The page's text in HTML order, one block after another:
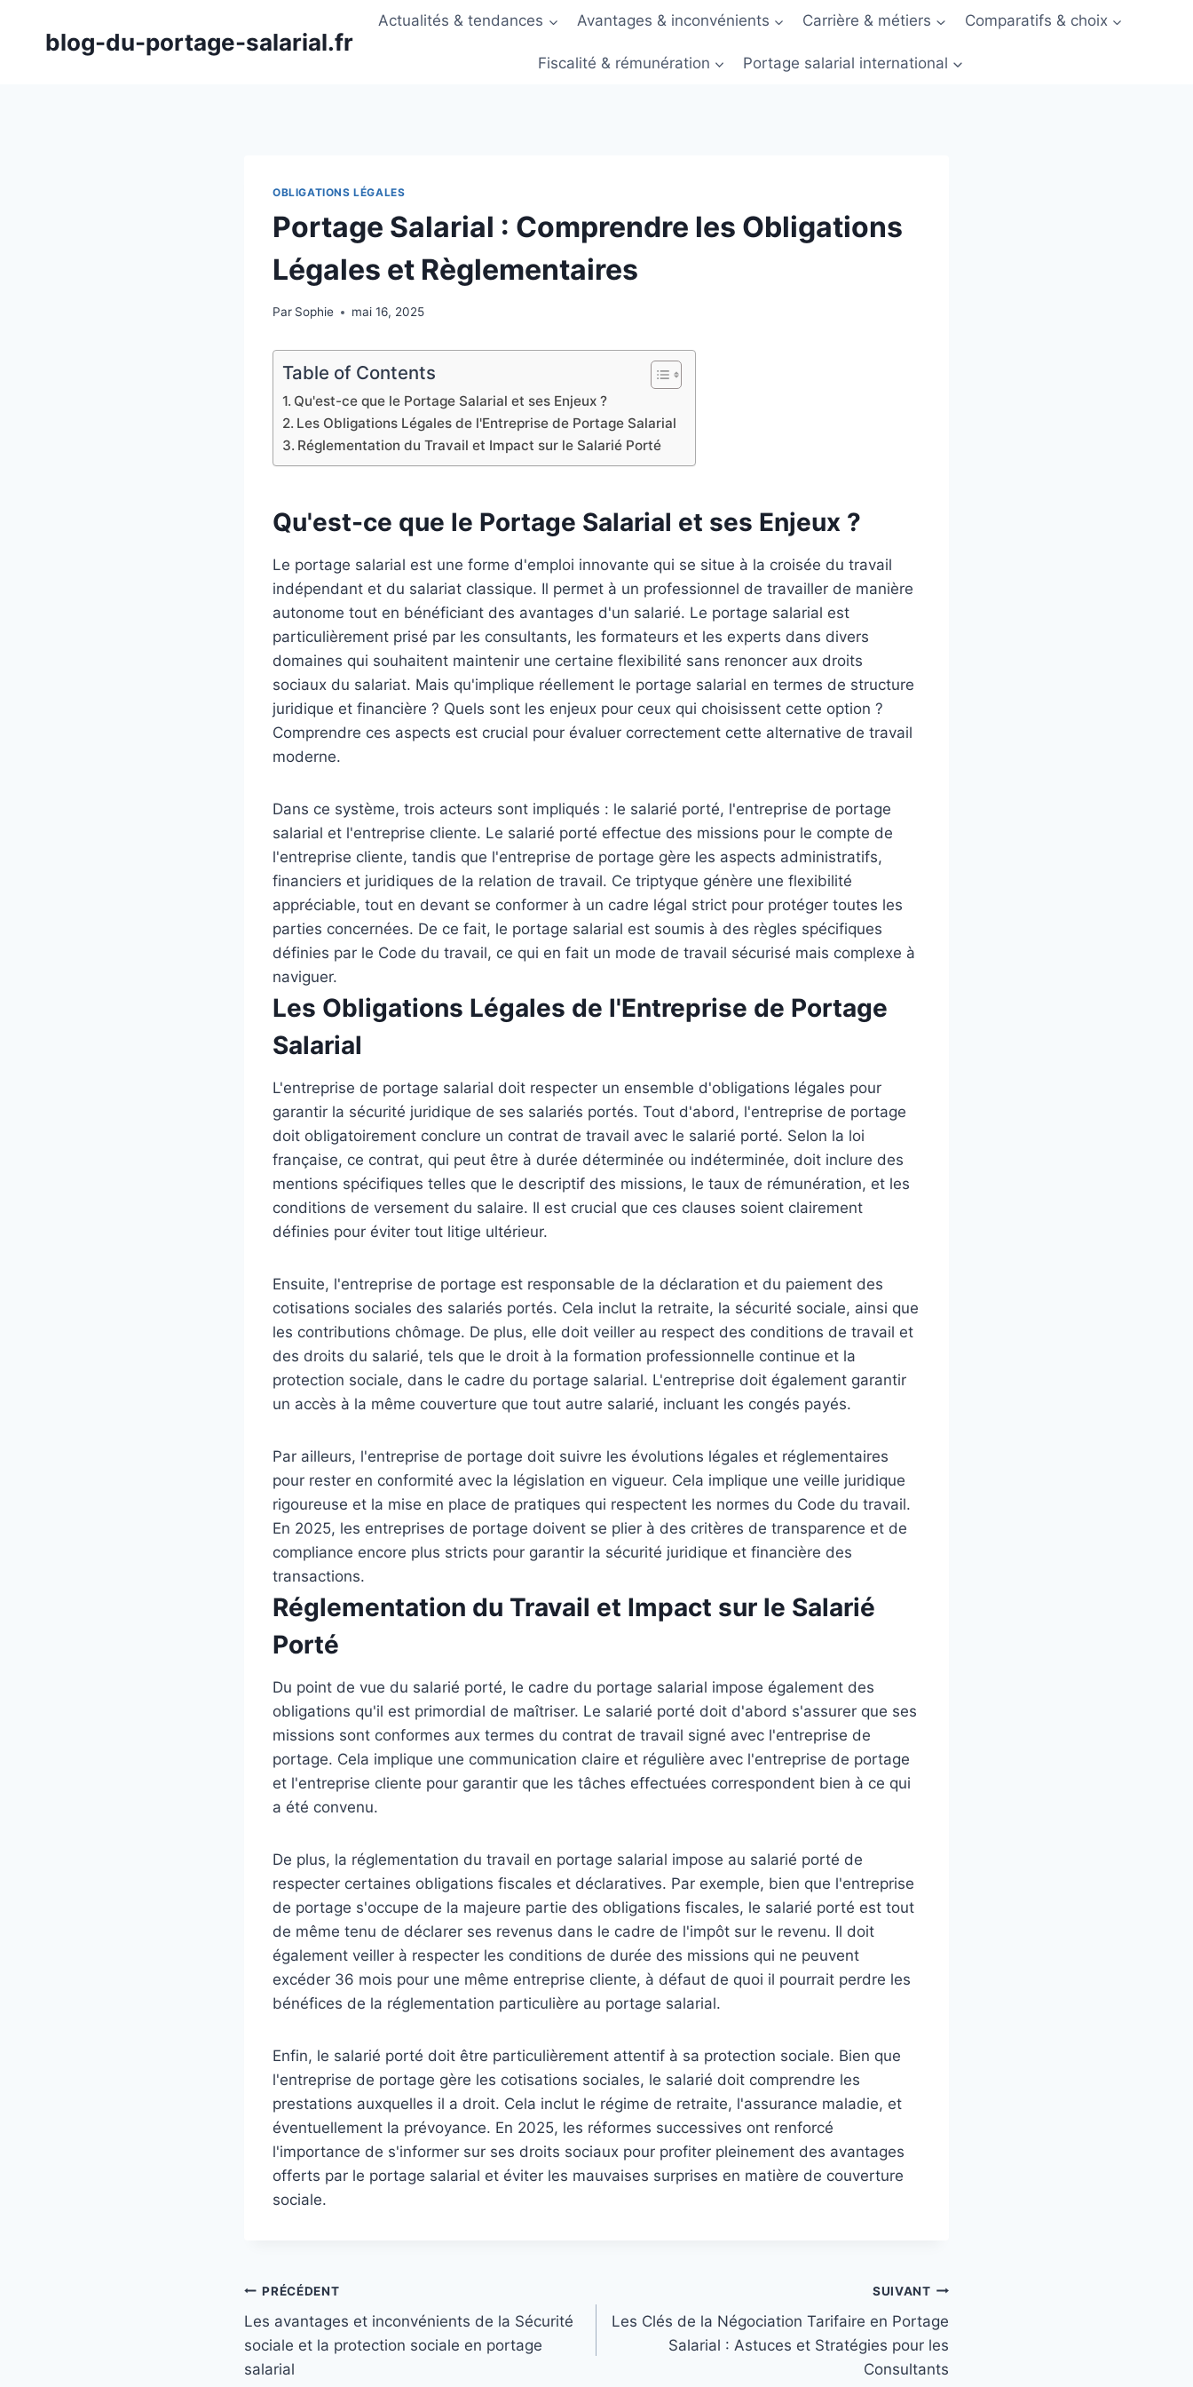
blog-du-portage-salarial.fr
Actualités & tendances Avantages & inconvénients Carrière & métiers Comparatifs & choix
Fiscalité & rémunération Portage salarial international
OBLIGATIONS LÉGALES
Portage Salarial : Comprendre les Obligations
Légales et Règlementaires
Par Sophie mai 16, 2025
Table of Contents
Qu'est-ce que le Portage Salarial et ses Enjeux ?
Les Obligations Légales de l'Entreprise de Portage Salarial
Réglementation du Travail et Impact sur le Salarié Porté
Qu'est-ce que le Portage Salarial et ses Enjeux ?
Le portage salarial est une forme d'emploi innovante qui se situe à la croisée du travail
indépendant et du salariat classique. Il permet à un professionnel de travailler de manière
autonome tout en bénéficiant des avantages d'un salarié. Le portage salarial est
particulièrement prisé par les consultants, les formateurs et les experts dans divers
domaines qui souhaitent maintenir une certaine flexibilité sans renoncer aux droits
sociaux du salariat. Mais qu'implique réellement le portage salarial en termes de structure
juridique et financière ? Quels sont les enjeux pour ceux qui choisissent cette option ?
Comprendre ces aspects est crucial pour évaluer correctement cette alternative de travail
moderne.
Dans ce système, trois acteurs sont impliqués : le salarié porté, l'entreprise de portage
salarial et l'entreprise cliente. Le salarié porté effectue des missions pour le compte de
l'entreprise cliente, tandis que l'entreprise de portage gère les aspects administratifs,
financiers et juridiques de la relation de travail. Ce triptyque génère une flexibilité
appréciable, tout en devant se conformer à un cadre légal strict pour protéger toutes les
parties concernées. De ce fait, le portage salarial est soumis à des règles spécifiques
définies par le Code du travail, ce qui en fait un mode de travail sécurisé mais complexe à
naviguer.
Les Obligations Légales de l'Entreprise de Portage
Salarial
L'entreprise de portage salarial doit respecter un ensemble d'obligations légales pour
garantir la sécurité juridique de ses salariés portés. Tout d'abord, l'entreprise de portage
doit obligatoirement conclure un contrat de travail avec le salarié porté. Selon la loi
française, ce contrat, qui peut être à durée déterminée ou indéterminée, doit inclure des
mentions spécifiques telles que le descriptif des missions, le taux de rémunération, et les
conditions de versement du salaire. Il est crucial que ces clauses soient clairement
définies pour éviter tout litige ultérieur.
Ensuite, l'entreprise de portage est responsable de la déclaration et du paiement des
cotisations sociales des salariés portés. Cela inclut la retraite, la sécurité sociale, ainsi que
les contributions chômage. De plus, elle doit veiller au respect des conditions de travail et
des droits du salarié, tels que le droit à la formation professionnelle continue et la
protection sociale, dans le cadre du portage salarial. L'entreprise doit également garantir
un accès à la même couverture que tout autre salarié, incluant les congés payés.
Par ailleurs, l'entreprise de portage doit suivre les évolutions légales et réglementaires
pour rester en conformité avec la législation en vigueur. Cela implique une veille juridique
rigoureuse et la mise en place de pratiques qui respectent les normes du Code du travail.
En 2025, les entreprises de portage doivent se plier à des critères de transparence et de
compliance encore plus stricts pour garantir la sécurité juridique et financière des
transactions.
Réglementation du Travail et Impact sur le Salarié
Porté
Du point de vue du salarié porté, le cadre du portage salarial impose également des
obligations qu'il est primordial de maîtriser. Le salarié porté doit d'abord s'assurer que ses
missions sont conformes aux termes du contrat de travail signé avec l'entreprise de
portage. Cela implique une communication claire et régulière avec l'entreprise de portage
et l'entreprise cliente pour garantir que les tâches effectuées correspondent bien à ce qui
a été convenu.
De plus, la réglementation du travail en portage salarial impose au salarié porté de
respecter certaines obligations fiscales et déclaratives. Par exemple, bien que l'entreprise
de portage s'occupe de la majeure partie des obligations fiscales, le salarié porté est tout
de même tenu de déclarer ses revenus dans le cadre de l'impôt sur le revenu. Il doit
également veiller à respecter les conditions de durée des missions qui ne peuvent
excéder 36 mois pour une même entreprise cliente, à défaut de quoi il pourrait perdre les
bénéfices de la réglementation particulière au portage salarial.
Enfin, le salarié porté doit être particulièrement attentif à sa protection sociale. Bien que
l'entreprise de portage gère les cotisations sociales, le salarié doit comprendre les
prestations auxquelles il a droit. Cela inclut le régime de retraite, l'assurance maladie, et
éventuellement la prévoyance. En 2025, les réformes successives ont renforcé
l'importance de s'informer sur ses droits sociaux pour profiter pleinement des avantages
offerts par le portage salarial et éviter les mauvaises surprises en matière de couverture
sociale.
Navigation
de
l’article
PRÉCÉDENT
Les avantages et inconvénients de la Sécurité
sociale et la protection sociale en portage
salarial
SUIVANT
Les Clés de la Négociation Tarifaire en Portage
Salarial : Astuces et Stratégies pour les
Consultants